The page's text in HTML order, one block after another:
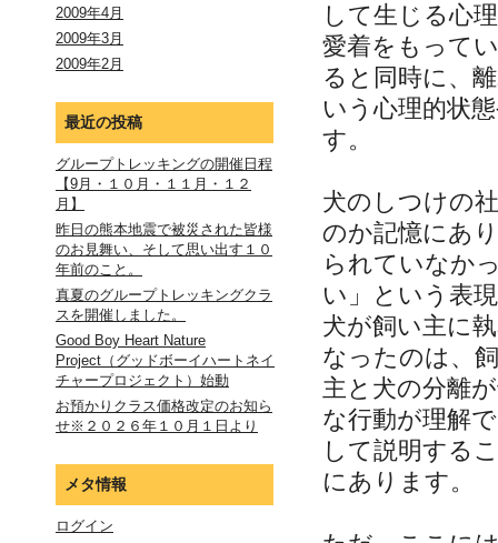
2009年4月
2009年3月
2009年2月
最近の投稿
グループトレッキングの開催日程
【9月・１０月・１１月・１２
月】
昨日の熊本地震で被災された皆様
のお見舞い、そして思い出す１０
年前のこと。
真夏のグループトレッキングクラ
スを開催しました。
Good Boy Heart Nature
Project（グッドボーイハートネイ
チャープロジェクト）始動
お預かりクラス価格改定のお知ら
せ※２０２６年１０月１日より
メタ情報
ログイン
して生じる心
愛着をもって
ると同時に、
いう心理的状
す。
犬のしつけの
のか記憶にあ
られていなか
い」という表
犬が飼い主に
なったのは、
主と犬の分離
な行動が理解
して説明する
にあります。